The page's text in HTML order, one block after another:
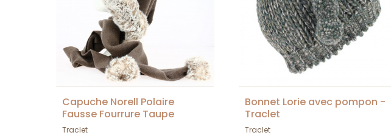
Capuche Norell Polaire
Fausse Fourrure Taupe
Marmotte - Traclet
Traclet
Bonnet Lorie avec pompon -
Traclet
Traclet